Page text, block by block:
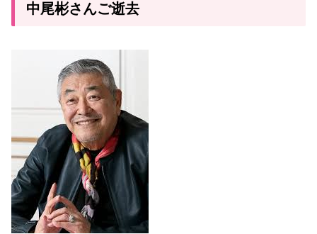
中尾彬さんご逝去